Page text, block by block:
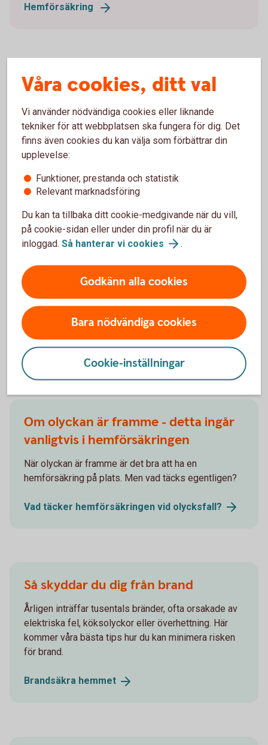
Hemförsäkring
Jämför försäkringar
Är det svårt att veta vilken försäkring du ska välja?
Jämför försäkringar hos
Konsumenternas.se
Hur kan en villahemförsäkring
hjälpa?
Hemförsäkring täcker vanligtvis vattenskador som
orsakats av plötsliga och oförutsedda händelser, som
rörbrott eller översvämningar från naturkatastrofer. Det är
viktigt att noggrant granska försäkringspolicyn för att förstå
exakt vad som täcks.
Andra läser också
Om olyckan är framme - detta ingår
vanligtvis i hemförsäkringen
När olyckan är framme är det bra att ha en
hemförsäkring på plats. Men vad täcks egentligen?
Vad täcker hemförsäkringen vid olycksfall?
Så skyddar du dig från brand
Årligen inträffar tusentals bränder, ofta orsakade av
elektriska fel, köksolyckor eller överhettning. Här
kommer våra bästa tips hur du kan minimera risken
för brand.
Brandsäkra hemmet
Våra cookies, ditt val
Vi använder nödvändiga cookies eller liknande
tekniker för att webbplatsen ska fungera för dig. Det
finns även cookies du kan välja som förbättrar din
upplevelse:
Funktioner, prestanda och statistik
Relevant marknadsföring
Du kan ta tillbaka ditt cookie-medgivande när du vill,
på cookie-sidan eller under din profil när du är
inloggad. Så hanterar vi cookies .
Godkänn alla cookies
Bara nödvändiga cookies
Cookie-inställningar